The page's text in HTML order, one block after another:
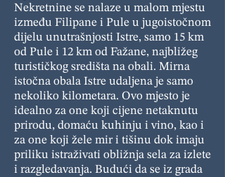
Nekretnine se nalaze u malom mjestu
između Filipane i Pule u jugoistočnom
dijelu unutrašnjosti Istre, samo 15 km
od Pule i 12 km od Fažane, najbližeg
turističkog središta na obali. Mirna
istočna obala Istre udaljena je samo
nekoliko kilometara. Ovo mjesto je
idealno za one koji cijene netaknutu
prirodu, domaću kuhinju i vino, kao i
za one koji žele mir i tišinu dok imaju
priliku istraživati obližnja sela za izlete
i razgledavanja. Budući da se iz grada